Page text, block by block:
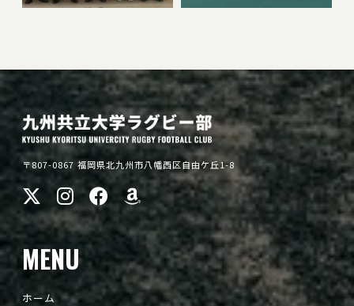
〒807-0867 福岡県北九州市八幡西区自由ケ丘1-8
MENU
ホーム